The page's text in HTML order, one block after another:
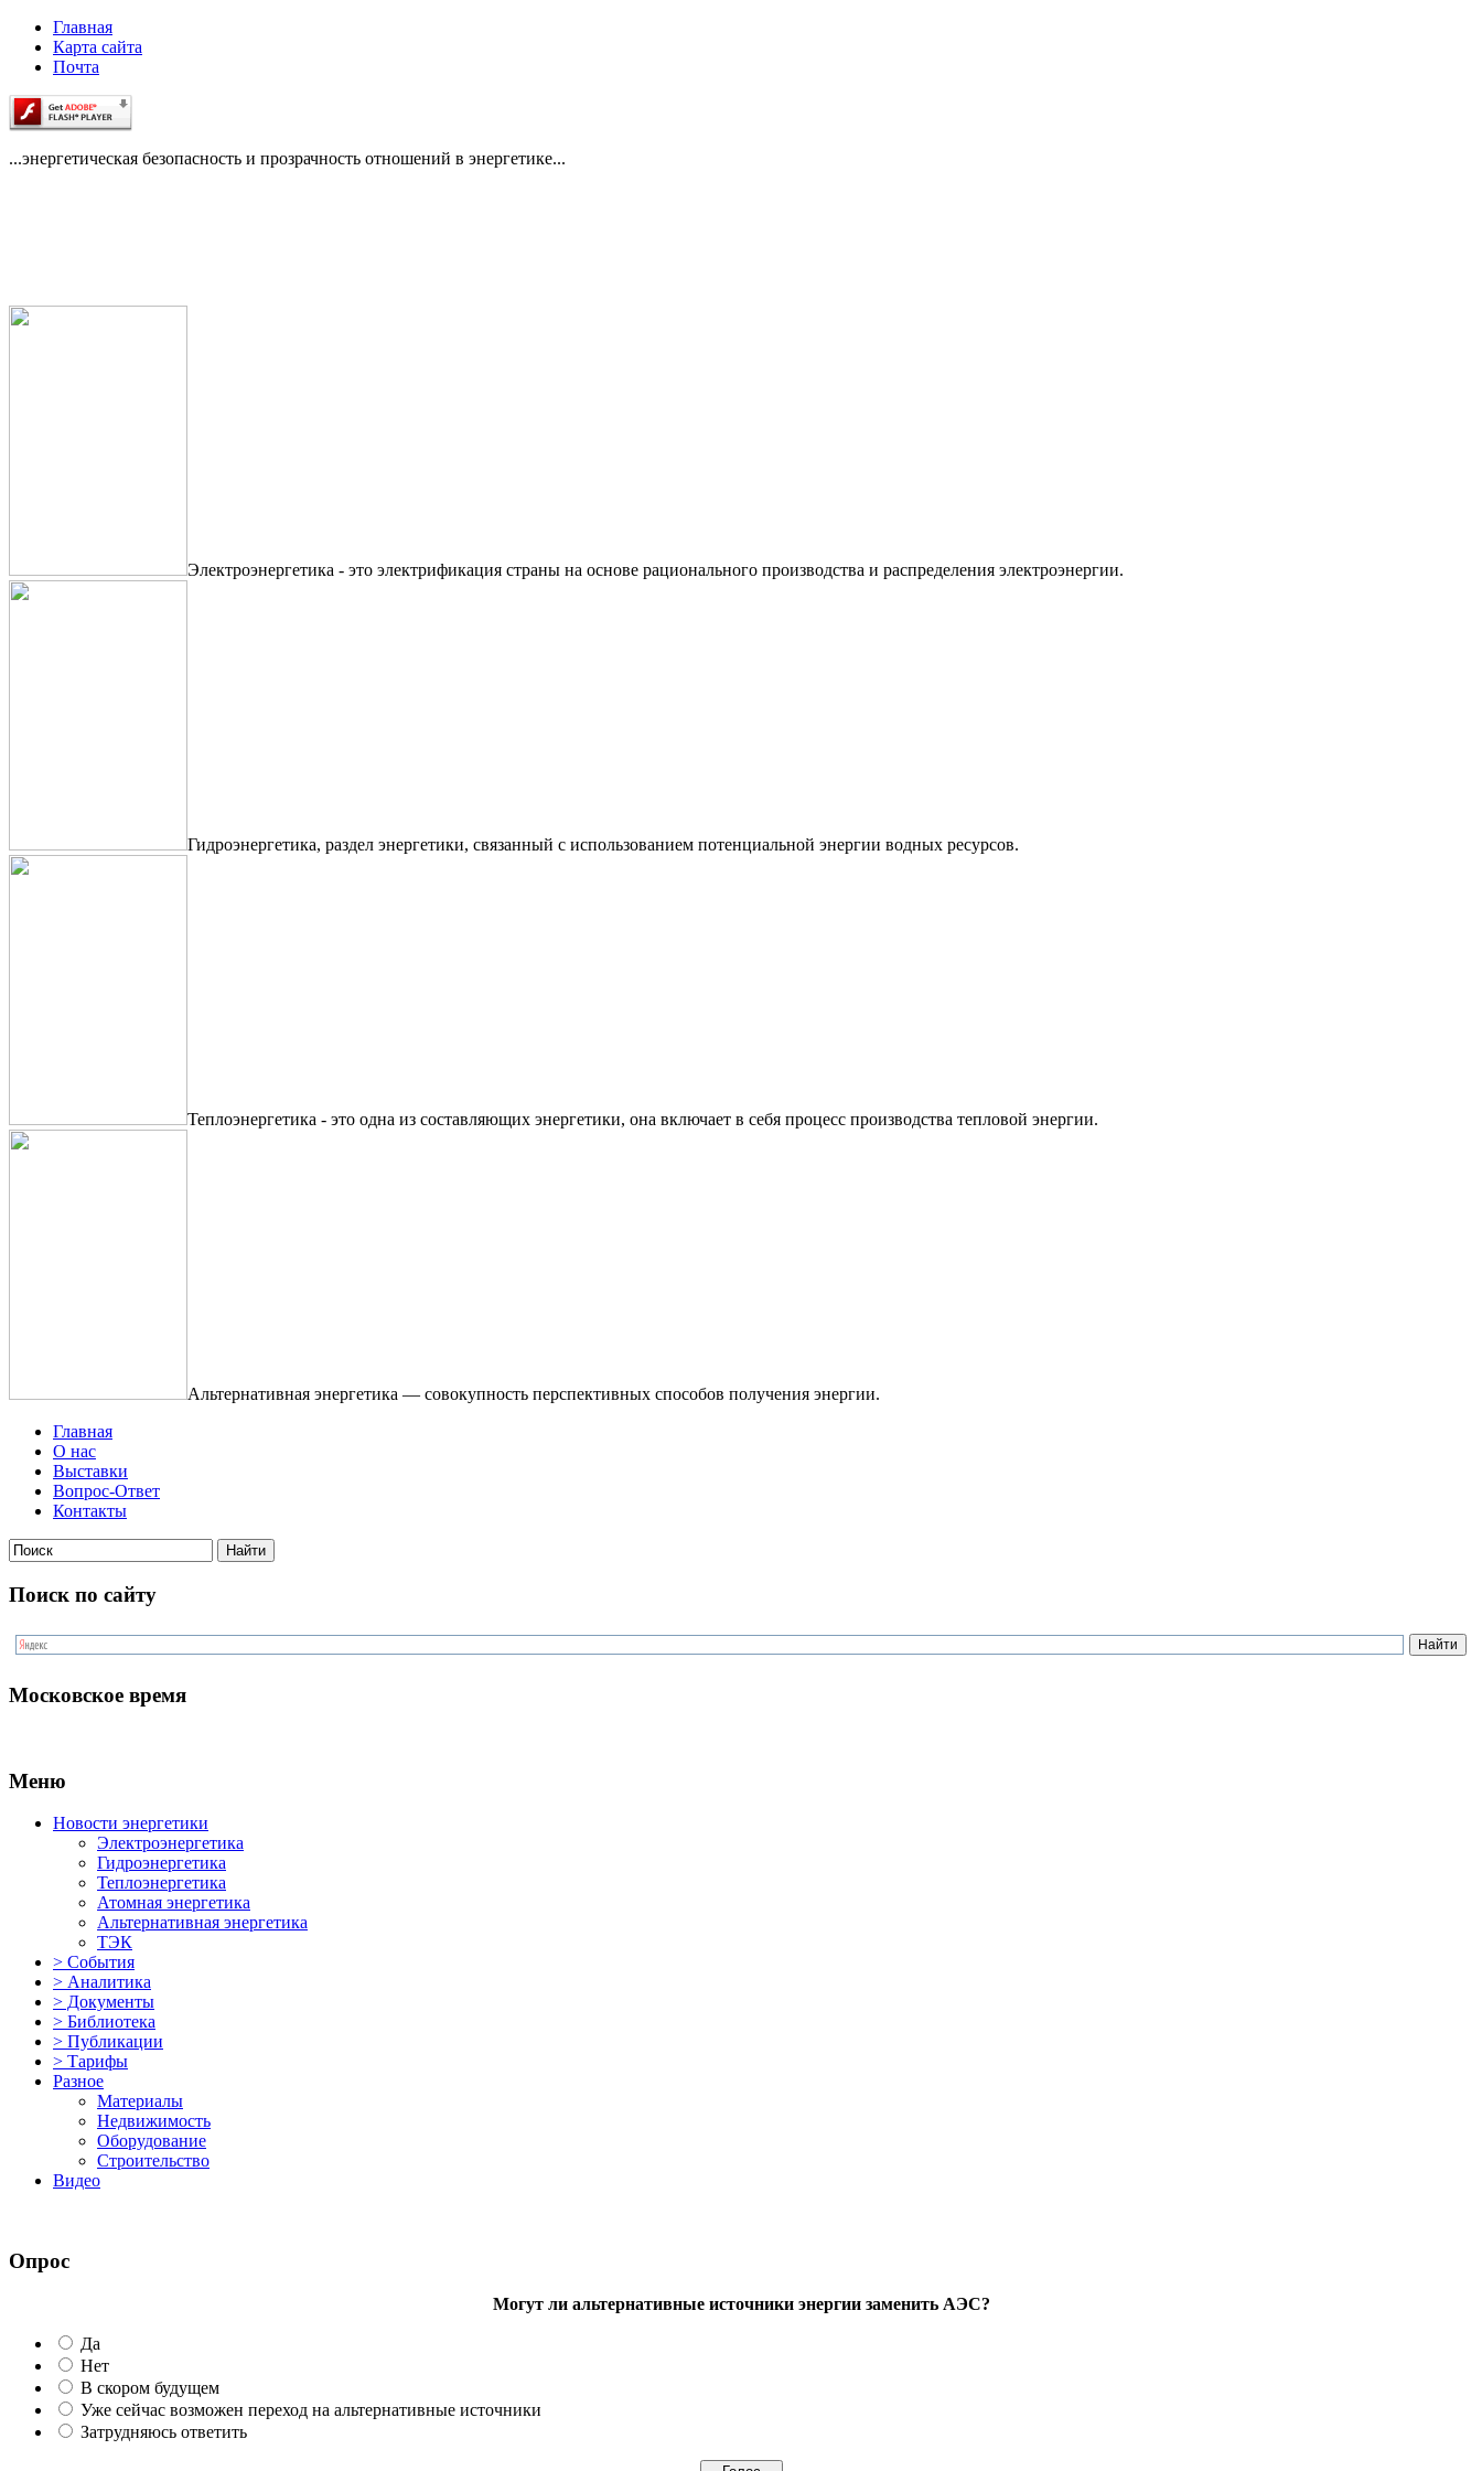
Главная
Карта сайта
Почта
...энергетическая безопасность и прозрачность отношений в энергетике...
Электроэнергетика - это электрификация страны на основе рационального производства и распределения электроэнергии.
Гидроэнергетика, раздел энергетики, связанный с использованием потенциальной энергии водных ресурсов.
Теплоэнергетика - это одна из составляющих энергетики, она включает в себя процесс производства тепловой энергии.
Альтернативная энергетика — совокупность перспективных способов получения энергии.
Главная
О нас
Выставки
Вопрос-Ответ
Контакты
Поиск по сайту
Московское время
Меню
Новости энергетики
Электроэнергетика
Гидроэнергетика
Теплоэнергетика
Атомная энергетика
Альтернативная энергетика
ТЭК
> События
> Аналитика
> Документы
> Библиотека
> Публикации
> Тарифы
Разное
Материалы
Недвижимость
Оборудование
Строительство
Видео
Опрос
Могут ли альтернативные источники энергии заменить АЭС?
Да
Нет
В скором будущем
Уже сейчас возможен переход на альтернативные источники
Затрудняюсь ответить